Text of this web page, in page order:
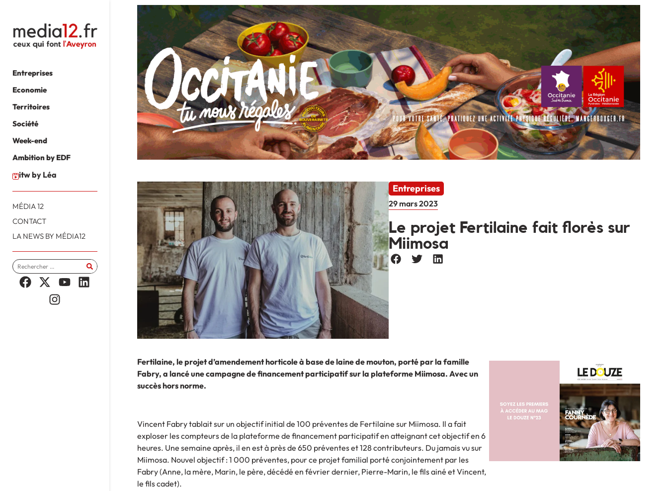
Entreprises
Economie
Territoires
Société
Week-end
Ambition by EDF
itw by Léa
MÉDIA 12
CONTACT
LA NEWS BY MÉDIA12
Entreprises
29 mars 2023
Le projet Fertilaine fait florès sur
Miimosa
Fertilaine, le projet d’amendement horticole à base de laine de mouton, porté par la famille
Fabry, a lancé une campagne de financement participatif sur la plateforme Miimosa. Avec un
succès hors norme.
Vincent Fabry tablait sur un objectif initial de 100 préventes de Fertilaine sur Miimosa. Il a fait
exploser les compteurs de la plateforme de financement participatif en atteignant cet objectif en 6
heures. Une semaine après, il en est à près de 650 préventes et 128 contributeurs. Du jamais vu sur
Miimosa. Nouvel objectif : 1 000 préventes, pour ce projet familial porté conjointement par les
Fabry (Anne, la mère, Marin, le père, décédé en février dernier, Pierre-Marin, le fils ainé et Vincent,
le fils cadet).